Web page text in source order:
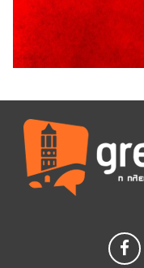
41η Γιορτή Κρασιού
5 Αυγούστου 2026
ΕΥΧΑΡΙΣΤΙΕΣ
4 Αυγούστου 2026
Έκτακτη